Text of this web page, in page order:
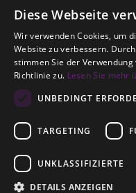
Galerias Paniagua
11310 Sotogrande,
Rechtlicher Hinweis
Diese Webseite
Wir verwenden Cookies, um
Website zu verbessern.
stimmen Sie der
Richtlinie zu. Lesen Sie mehr
UNBEDINGT
TARGETING
UNKLASSIFIZIERTE
DETAILS ANZEIGEN